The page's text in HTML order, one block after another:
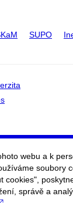
SUPO
webu a k
soubory
cookies",
správě a